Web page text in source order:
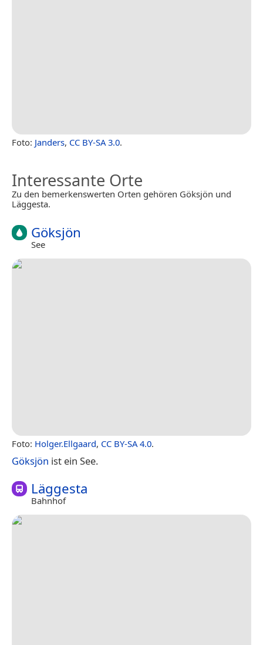
Foto: Janders, CC BY-SA 3.0.
Interessante Orte
Zu den bemerkenswerten Orten gehören Göksjön und
Läggesta.
Göksjön
See
Foto: Holger.Ellgaard, CC BY-SA 4.0.
Göksjön ist ein See.
Läggesta
Bahnhof